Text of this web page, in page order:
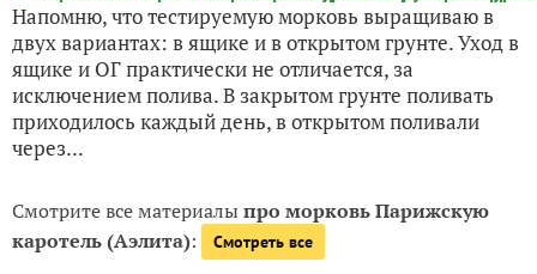
Напомню, что тестируемую морковь выращиваю в
двух вариантах: в ящике и в открытом грунте. Уход в
ящике и ОГ практически не отличается, за
исключением полива. В закрытом грунте поливать
приходилось каждый день, в открытом поливали
через...
Смотрите все материалыпро морковь Парижскую
каротель (Аэлита): Смотреть все